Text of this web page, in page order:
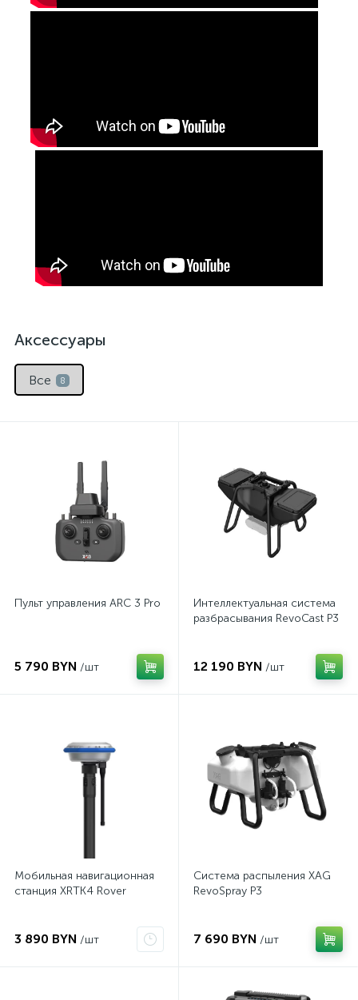
Аксессуары
Все 8
Пульт управления ARC 3 Pro
5 790 BYN /шт
Интеллектуальная система
разбрасывания RevoCast P3
12 190 BYN /шт
Мобильная навигационная
станция XRTK4 Rover
3 890 BYN /шт
Система распыления XAG
RevoSpray P3
7 690 BYN /шт